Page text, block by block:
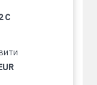
C